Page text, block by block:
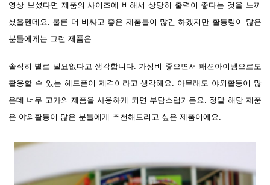
영상 보셨다면 제품의 사이즈에 비해서 상당히 출력이 좋다는 것을 느끼
셨을텐데요. 물론 더 비싸고 좋은 제품들이 많긴 하겠지만 활동량이 많은
분들에게는 그런 제품은
솔직히 별로 필요없다고 생각합니다. 가성비 좋으면서 패션아이템으로도
활용할 수 있는 헤드폰이 제격이라고 생각해요. 아무래도 야외활동이 많
은데 너무 고가의 제품을 사용하게 되면 부담스럽거든요. 정말 해당 제품
은 야외활동이 많은 분들에게 추천해드리고 싶은 제품이에요.